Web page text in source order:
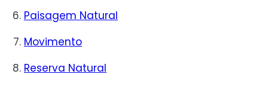
Paisagem Natural
Movimento
Reserva Natural